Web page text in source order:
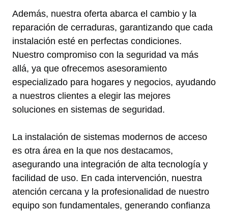
Además, nuestra oferta abarca el cambio y la
reparación de cerraduras, garantizando que cada
instalación esté en perfectas condiciones.
Nuestro compromiso con la seguridad va más
allá, ya que ofrecemos asesoramiento
especializado para hogares y negocios, ayudando
a nuestros clientes a elegir las mejores
soluciones en sistemas de seguridad.
La instalación de sistemas modernos de acceso
es otra área en la que nos destacamos,
asegurando una integración de alta tecnología y
facilidad de uso. En cada intervención, nuestra
atención cercana y la profesionalidad de nuestro
equipo son fundamentales, generando confianza